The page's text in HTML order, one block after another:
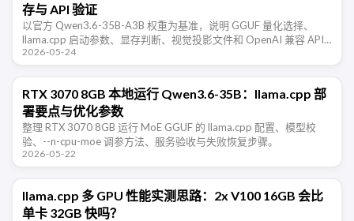
存与 API 验证
以官方 Qwen3.6-35B-A3B 权重为基准，说明 GGUF 量化选择、
llama.cpp 启动参数、显存判断、视觉投影文件和 OpenAI 兼容 API
的验证步骤。
2026-05-24
RTX 3070 8GB 本地运行 Qwen3.6-35B：llama.cpp 部
署要点与优化参数
整理 RTX 3070 8GB 运行 MoE GGUF 的 llama.cpp 配置、模型校
验、--n-cpu-moe 调参方法、服务验收与失败恢复步骤。
2026-05-22
llama.cpp 多 GPU 性能实测思路：2x V100 16GB 会比
单卡 32GB 快吗？